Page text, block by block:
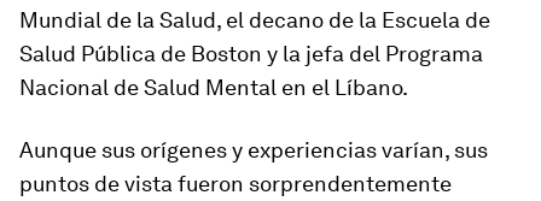
Mundial de la Salud, el decano de la Escuela de
Salud Pública de Boston y la jefa del Programa
Nacional de Salud Mental en el Líbano.
Aunque sus orígenes y experiencias varían, sus
puntos de vista fueron sorprendentemente